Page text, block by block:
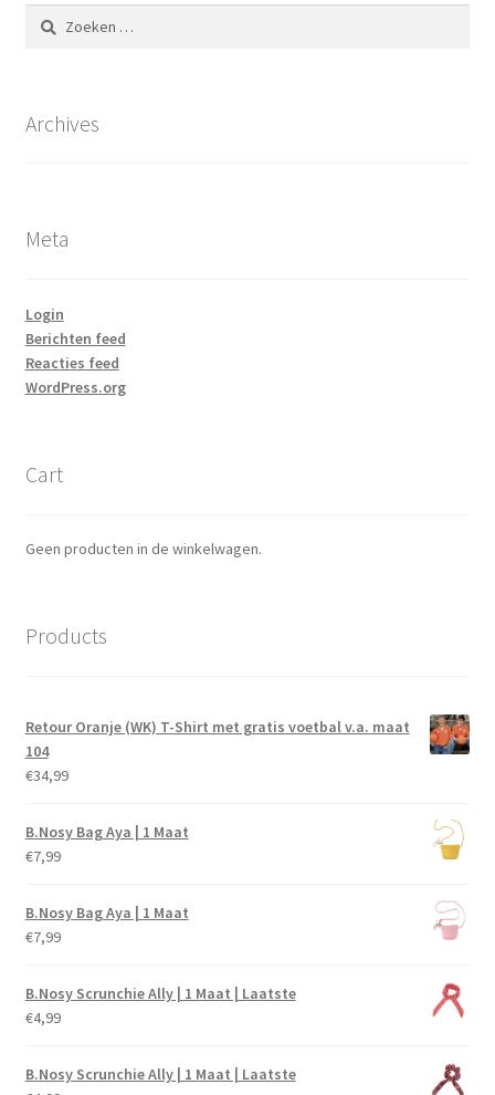
Zoeken
naar:
Archives
Meta
Login
Berichten feed
Reacties feed
WordPress.org
Cart
Geen producten in de winkelwagen.
Products
Retour Oranje (WK) T-Shirt met gratis voetbal v.a. maat
104
€34,99
B.Nosy Bag Aya | 1 Maat
€7,99
B.Nosy Bag Aya | 1 Maat
€7,99
B.Nosy Scrunchie Ally | 1 Maat | Laatste
€4,99
B.Nosy Scrunchie Ally | 1 Maat | Laatste